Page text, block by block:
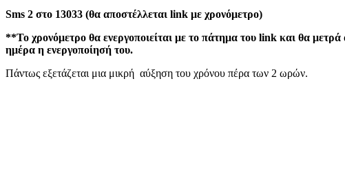
Sms 2 στο 13033 (θα αποστέλλεται link με χρονόμετρο)
**Το χρονόμετρο θα ενεργοποιείται με το πάτημα του link και θα
ημέρα η ενεργοποίησή του.
Πάντως εξετάζεται μια μικρή αύξηση του χρόνου πέρα των 2 ωρών.